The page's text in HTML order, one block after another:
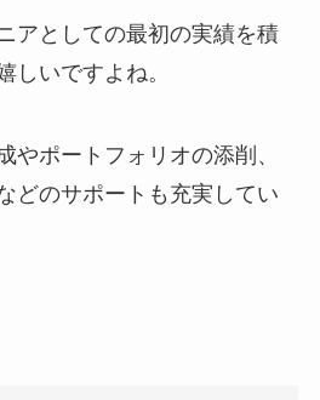
アとしての最初の実績を積
しいですよね。
やポートフォリオの添削、
どのサポートも充実してい